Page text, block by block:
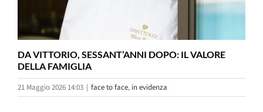
DA VITTORIO, SESSANT’ANNI DOPO: IL VALORE
DELLA FAMIGLIA
21 Maggio 2026 14:03 | face to face, in evidenza